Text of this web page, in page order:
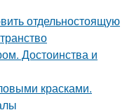
отдельностоящую
Достоинства и
красками.